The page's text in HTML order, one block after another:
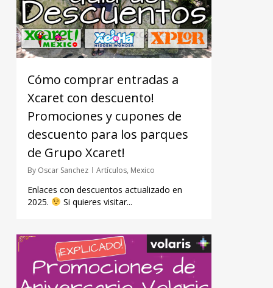
Cómo comprar entradas a
Xcaret con descuento!
Promociones y cupones de
descuento para los parques
de Grupo Xcaret!
By Oscar Sanchez Artículos, Mexico
Enlaces con descuentos actualizado en
2025.
Si quieres visitar...